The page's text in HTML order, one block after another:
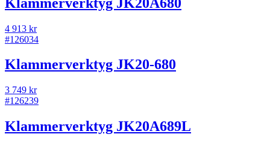
4 913 kr
#126034
Klammerverktyg JK20-680
3 749 kr
#126239
Klammerverktyg JK20A689L